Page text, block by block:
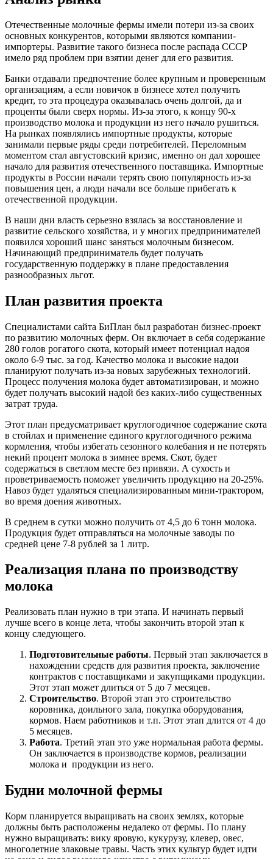
Отечественные молочные фермы имели потери из-за своих
основных конкурентов, которыми являются компании-
импортеры. Развитие такого бизнеса после распада СССР
имело ряд проблем при взятии денег для его развития.
Банки отдавали предпочтение более крупным и проверенным
организациям, а если новичок в бизнесе хотел получить
кредит, то эта процедура оказывалась очень долгой, да и
проценты были сверх нормы. Из-за этого, к концу 90-х
производство молока и продукции из него начало рушиться.
На рынках появлялись импортные продукты, которые
занимали первые ряды среди потребителей. Переломным
моментом стал августовский кризис, именно он дал хорошее
начало для развития отечественного поставщика. Импортные
продукты в России начали терять свою популярность из-за
повышения цен, а люди начали все больше прибегать к
отечественной продукции.
В наши дни власть серьезно взялась за восстановление и
развитие сельского хозяйства, и у многих предпринимателей
появился хороший шанс заняться молочным бизнесом.
Начинающий предприниматель будет получать
государственную поддержку в плане предоставления
разнообразных льгот.
План развития проекта
Специалистами сайта БиПлан был разработан бизнес-проект
по развитию молочных ферм. Он включает в себя содержание
280 голов рогатого скота, который имеет потенциал надоя
около 6-9 тыс. за год. Качество молока и высокие надои
планируют получать из-за новых зарубежных технологий.
Процесс получения молока будет автоматизирован, и можно
будет получать высокий надой без каких-либо существенных
затрат труда.
Этот план предусматривает круглогодичное содержание скота
в стойлах и применение единого круглогодичного режима
кормления, чтобы избегать сезонного колебания и не потерять
некий процент молока в зимнее время. Скот, будет
содержаться в светлом месте без привязи. А сухость и
проветриваемость поможет увеличить продукцию на 20-25%.
Навоз будет удаляться специализированным мини-трактором,
во время доения животных.
В среднем в сутки можно получить от 4,5 до 6 тонн молока.
Продукция будет отправляться на молочные заводы по
средней цене 7-8 рублей за 1 литр.
Реализация плана по производству
молока
Реализовать план нужно в три этапа. И начинать первый
лучше всего в конце лета, чтобы закончить второй этап к
концу следующего.
Подготовительные работы. Первый этап заключается в
нахождении средств для развития проекта, заключение
контрактов с поставщиками и закупщиками продукции.
Этот этап может длиться от 5 до 7 месяцев.
Строительство. Второй этап это строительство
коровника, доильного зала, покупка оборудования,
кормов. Наем работников и т.п. Этот этап длится от 4 до
5 месяцев.
Работа. Третий этап это уже нормальная работа фермы.
Он заключается в производстве кормов, реализации
молока и продукции из него.
Будни молочной фермы
Корм планируется выращивать на своих землях, которые
должны быть расположены недалеко от фермы. По плану
нужно выращивать: вику яровую, кукурузу, клевер, овес,
многолетние злаковые травы. Часть этих культур будет идти